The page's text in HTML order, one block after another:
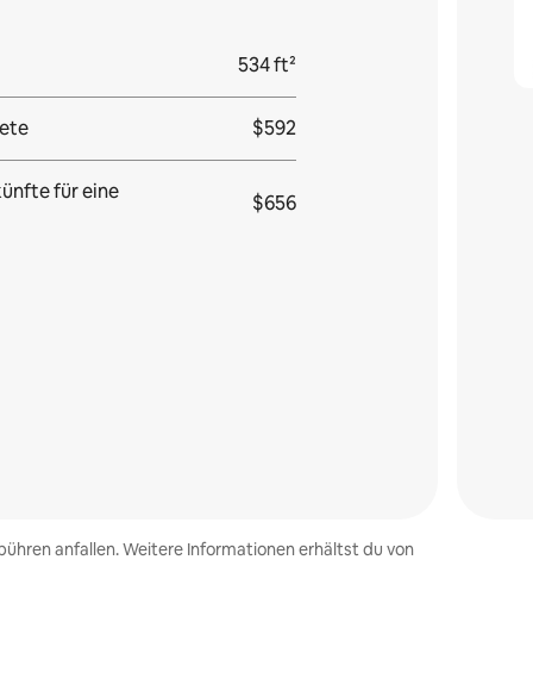
534 ft²
$592
für eine
$656
anfallen. Weitere Informationen erhältst du von